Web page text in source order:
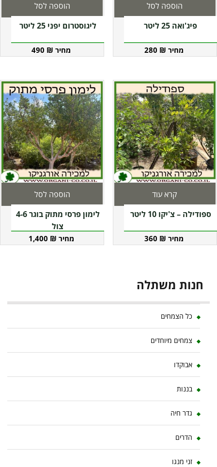
פיג'ואה 25 ליטר
280 ₪
הוספה לסל
ליגוסטרום יפני 25 ליטר
490 ₪
הוספה לסל
ספודילה – צ'יקו 10 ליטר
360 ₪
קרא עוד
לימון פרסי מתוק בוגר 4-6
צול
1,400 ₪
הוספה לסל
חנות משתלה
כל הצמחים
צמחים מיוחדים
אבוקדו
בננות
גדר חיה
הדרים
זני מנגו